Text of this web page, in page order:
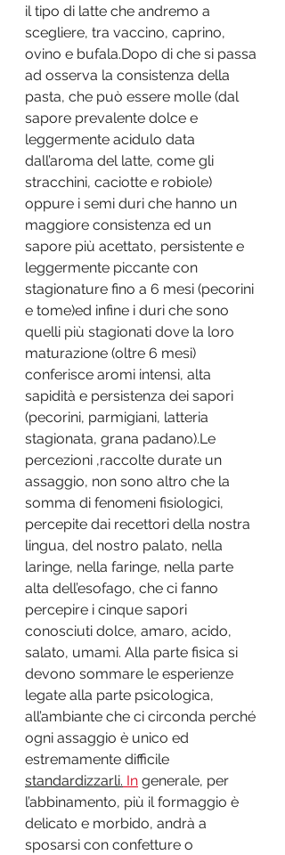
il tipo di latte che andremo a
scegliere, tra vaccino, caprino,
ovino e bufala.Dopo di che si passa
ad osserva la consistenza della
pasta, che può essere molle (dal
sapore prevalente dolce e
leggermente acidulo data
dall’aroma del latte, come gli
stracchini, caciotte e robiole)
oppure i semi duri che hanno un
maggiore consistenza ed un
sapore più acettato, persistente e
leggermente piccante con
stagionature fino a 6 mesi (pecorini
e tome)ed infine i duri che sono
quelli più stagionati dove la loro
maturazione (oltre 6 mesi)
conferisce aromi intensi, alta
sapidità e persistenza dei sapori
(pecorini, parmigiani, latteria
stagionata, grana padano).Le
percezioni ,raccolte durate un
assaggio, non sono altro che la
somma di fenomeni fisiologici,
percepite dai recettori della nostra
lingua, del nostro palato, nella
laringe, nella faringe, nella parte
alta dell’esofago, che ci fanno
percepire i cinque sapori
conosciuti dolce, amaro, acido,
salato, umami. Alla parte fisica si
devono sommare le esperienze
legate alla parte psicologica,
all’ambiante che ci circonda perché
ogni assaggio è unico ed
estremamente difficile
standardizzarli. In generale, per
l’abbinamento, più il formaggio è
delicato e morbido, andrà a
sposarsi con confetture o